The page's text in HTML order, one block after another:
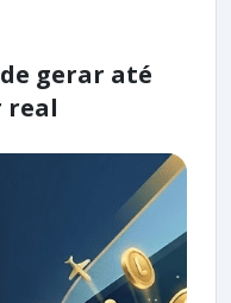
gerar até
real